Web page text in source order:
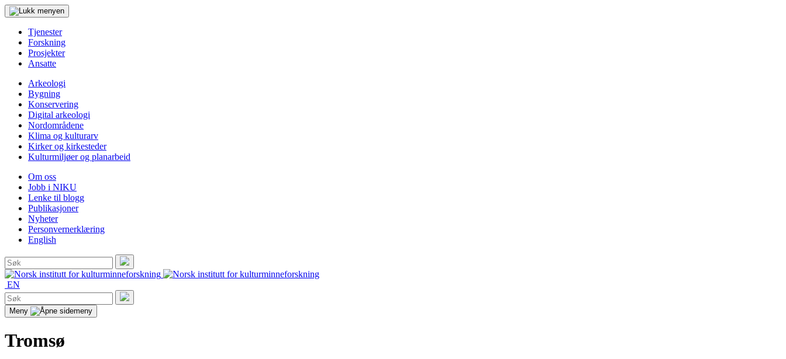
Tjenester
Forskning
Prosjekter
Ansatte
Arkeologi
Bygning
Konservering
Digital arkeologi
Nordområdene
Klima og kulturarv
Kirker og kirkesteder
Kulturmiljøer og planarbeid
Om oss
Jobb i NIKU
Lenke til blogg
Publikasjoner
Nyheter
Personvernerklæring
English
Søk
etter:
Søk
EN
Søk
etter:
Søk
Meny
Tromsø